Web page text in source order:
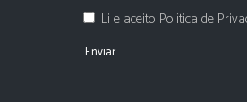
Li e aceito Política de